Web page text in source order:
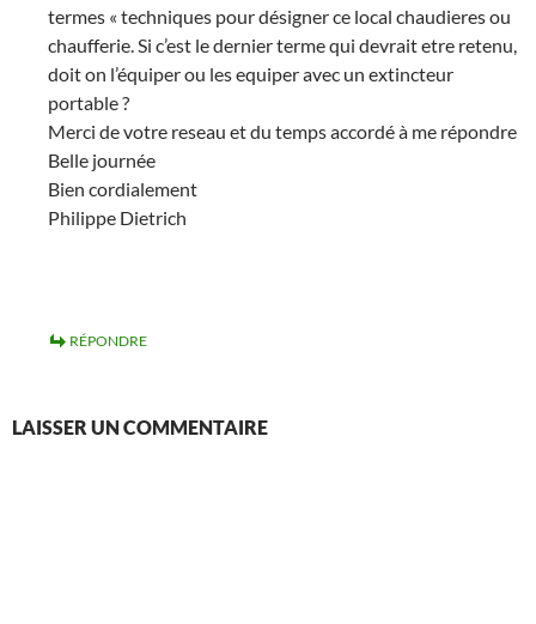
termes « techniques pour désigner ce local chaudieres ou
chaufferie. Si c’est le dernier terme qui devrait etre retenu,
doit on l’équiper ou les equiper avec un extincteur
portable ?
Merci de votre reseau et du temps accordé à me répondre
Belle journée
Bien cordialement
Philippe Dietrich
RÉPONDRE
LAISSER UN COMMENTAIRE